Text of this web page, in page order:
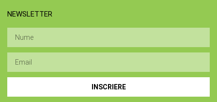
NEWSLETTER
INSCRIERE